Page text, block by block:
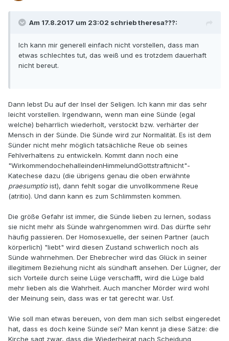
Am 17.8.2017 um 23:02 schrieb theresa???:
Ich kann mir generell einfach nicht vorstellen, dass man
etwas schlechtes tut, das weiß und es trotzdem dauerhaft
nicht bereut.
Dann lebst Du auf der Insel der Seligen. Ich kann mir das sehr
leicht vorstellen. Irgendwann, wenn man eine Sünde (egal
welche) beharrlich wiederholt, verstockt bzw. verhärter der
Mensch in der Sünde. Die Sünde wird zur Normalität. Es ist dem
Sünder nicht mehr möglich tatsächliche Reue ob seines
Fehlverhaltens zu entwickeln. Kommt dann noch eine
"WirkommendochehalleindenHimmelundGottstraftnicht"-
Katechese dazu (die übrigens genau die oben erwähnte
praesumptioist), dann fehlt sogar die unvollkommene Reue
(atritio). Und dann kann es zum Schlimmsten kommen.
Die größe Gefahr ist immer, die Sünde lieben zu lernen, sodass
sie nicht mehr als Sünde wahrgenommen wird. Das dürfte sehr
häufig passieren. Der Homosexuelle, der seinen Partner (auch
körperlich) "liebt" wird diesen Zustand schwerlich noch als
Sünde wahrnehmen. Der Ehebrecher wird das Glück in seiner
illegitimem Beziehung nicht als sündhaft ansehen. Der Lügner, der
sich Vorteile durch seine Lüge verschafft, wird die Lüge bald
mehr lieben als die Wahrheit. Auch mancher Mörder wird wohl
der Meinung sein, dass was er tat gerecht war. Usf.
Wie soll man etwas bereuen, von dem man sich selbst eingeredet
hat, dass es doch keine Sünde sei? Man kennt ja diese Sätze: die
Kirche sagt zwar, dass die Wiederheirat nach Scheidung